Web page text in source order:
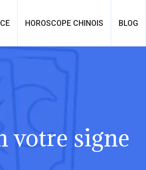
HOROSCOPE CHINOIS BLOG
votre signe